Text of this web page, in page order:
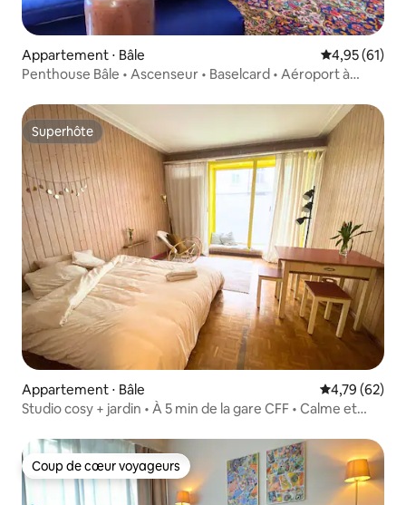
Appartement ⋅ Bâle Évaluation
4,95 (61)
Penthouse Bâle • Ascenseur • Baselcard • Aéroport à
Superhôte
Superhôte
Appartement ⋅ Bâle Évaluation
4,79 (62)
Studio cosy + jardin • À 5 min de la gare CFF • Calme et
Coup de cœur voyageurs
Coup de cœur voyageurs